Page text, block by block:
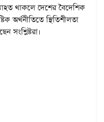
থাকলে দেশের বৈদেশিক
অর্থনীতিতে স্থিতিশীলতা
সংশ্লিষ্টরা।